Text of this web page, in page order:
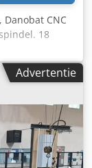
, Danobat CNC
18
unit
Transfers.
bek, hoek 0
met
Afwsha
mm.
450 X 500
Advertentie